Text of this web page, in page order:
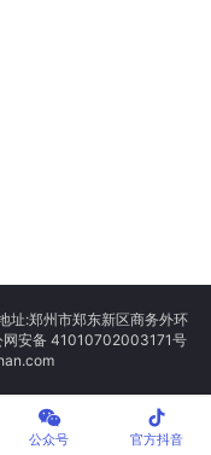
:郑州市郑东新区商务外环
网安备 41010702003171号
公众号
tiktok
官方抖音